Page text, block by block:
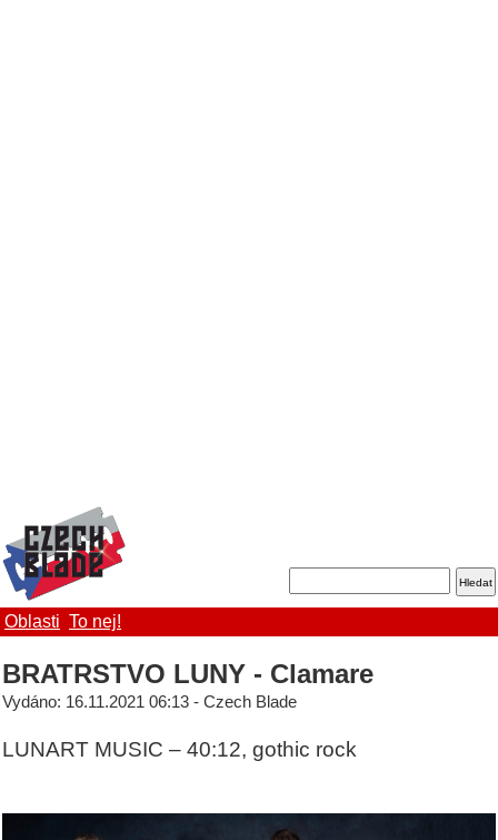
Oblasti To nej!
BRATRSTVO LUNY - Clamare
Vydáno: 16.11.2021 06:13 - Czech Blade
LUNART MUSIC – 40:12, gothic rock